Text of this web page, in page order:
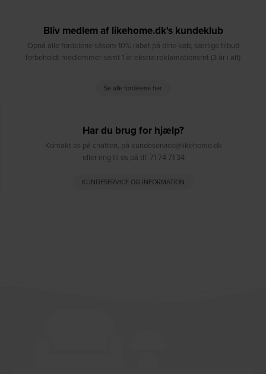
Bliv medlem af likehome.dk's kundeklub
Opnå alle fordelene såsom 10% rabat på dine køb, særlige tilbud
forbeholdt medlemmer samt 1 år ekstra reklamationsret (3 år i alt)
Se alle fordelene her
Har du brug for hjælp?
Kontakt os på chatten, på kundeservice@likehome.dk
eller ring til os på tlf. 71 74 71 34
KUNDESERVICE OG INFORMATION